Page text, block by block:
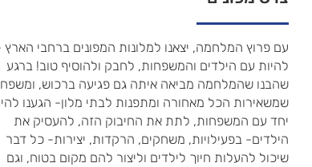
עם פרוץ המלחמה, יצאנו למלונות המפונים ברחבי הארץ
להיות עם הילדים והמשפחות, לחבק ולהוסיף טוב! ברגע
שהבנו שהמלחמה מביאה איתה גם פגיעה ברכוש,
שמשאירות הכל מאחורה ומתפנות לבתי מלון- הגענו
יחד עם המשפחות, לתת את החיבוק הזה, להעסיק את
הילדים- בפעילויות, משחקים, הרקדות, יצירות- כל דבר
שיכול להעלות חיוך לילדים וליצור להם מקום בטוח, וגם